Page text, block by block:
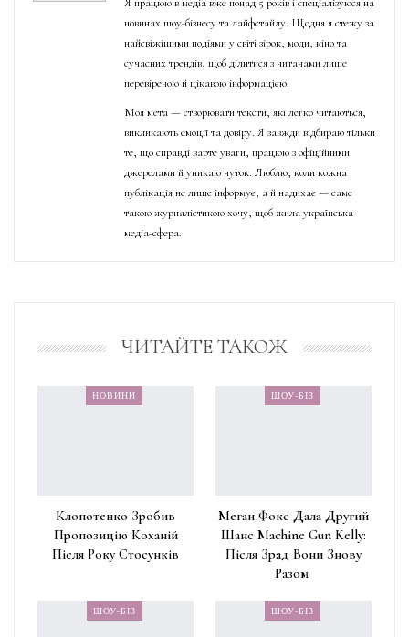
Я працюю в медіа вже понад 5 років і спеціалізуюся на
новинах шоу-бізнесу та лайфстайлу. Щодня я стежу за
найсвіжішими подіями у світі зірок, моди, кіно та
сучасних трендів, щоб ділитися з читачами лише
перевіреною й цікавою інформацією.
Моя мета — створювати тексти, які легко читаються,
викликають емоції та довіру. Я завжди відбираю тільки
те, що справді варте уваги, працюю з офіційними
джерелами й уникаю чуток. Люблю, коли кожна
публікація не лише інформує, а й надихає — саме
такою журналістикою хочу, щоб жила українська
медіа-сфера.
ЧИТАЙТЕ ТАКОЖ
НОВИНИ
Клопотенко Зробив
Пропозицію Коханій
Після Року Стосунків
ШОУ-БІЗ
Меган Фокс Дала Другий
Шанс Machine Gun Kelly:
Після Зрад Вони Знову
Разом
ШОУ-БІЗ ШОУ-БІЗ